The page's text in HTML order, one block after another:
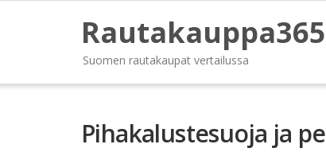
Rautakauppa365
Suomen rautakaupat vertailussa
Pihakalustesuoja ja